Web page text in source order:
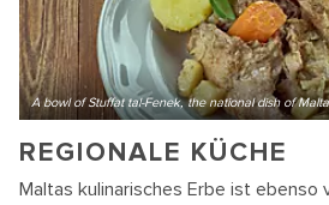
A bowl of Stuffat tal-Fenek, the national dish of Malta
REGIONALE KÜCHE
Maltas kulinarisches Erbe ist ebenso